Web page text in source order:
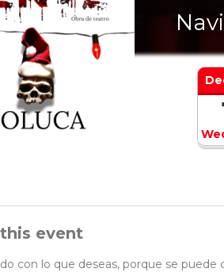
event
con lo que deseas, porque se puede